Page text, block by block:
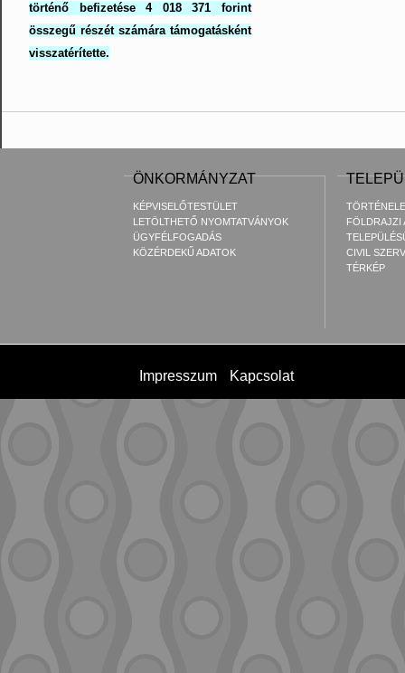
történő befizetése 4 018 371 forint
összegű részét számára támogatásként
visszatérítette.
ÖNKORMÁNYZAT
KÉPVISELŐTESTÜLET
LETÖLTHETŐ NYOMTATVÁNYOK
ÜGYFÉLFOGADÁS
KÖZÉRDEKŰ ADATOK
FÖLDRAJZI
CIVIL
TÉRKÉP
Impresszum Kapcsolat